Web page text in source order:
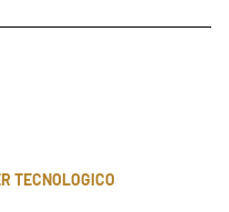
TECNOLOGICO